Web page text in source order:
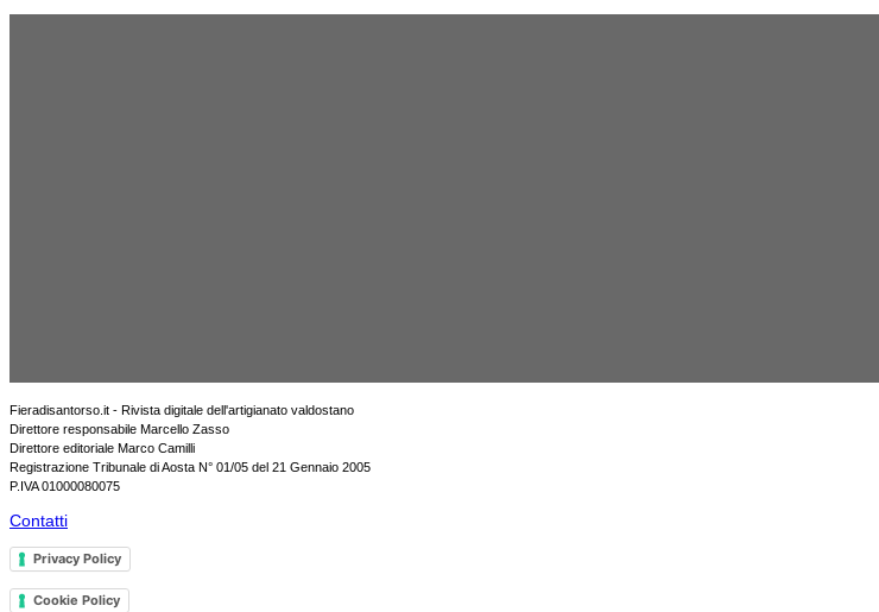
Fieradisantorso.it - Rivista digitale dell'artigianato valdostano
Direttore responsabile Marcello Zasso
Direttore editoriale Marco Camilli
Registrazione Tribunale di Aosta N° 01/05 del 21 Gennaio 2005
P.IVA 01000080075
Contatti
Privacy Policy
Cookie Policy